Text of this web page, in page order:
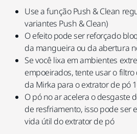
Use a função Push & Clean
variantes Push & Clean)
O efeito pode ser reforçado
da mangueira ou da abertura
Se você lixa em ambientes
empoeirados, tente usar o
da Mirka para o extrator de pó
O pó no ar acelera o desgaste
de resfriamento, isso pode ser
vida útil do extrator de pó